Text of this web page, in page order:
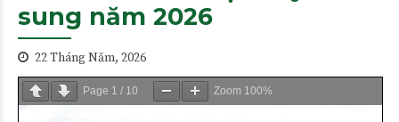
sung năm 2026
22 Tháng Năm, 2026
Page 1 / 10 Zoom 100%